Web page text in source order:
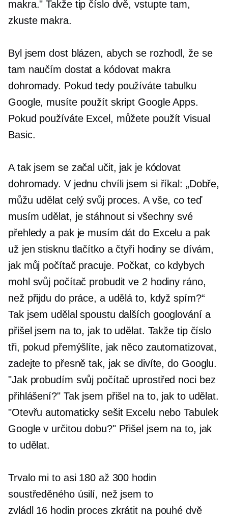
makra." Takže tip číslo dvě, vstupte tam,
zkuste makra.
Byl jsem dost blázen, abych se rozhodl, že se
tam naučím dostat a kódovat makra
dohromady. Pokud tedy používáte tabulku
Google, musíte použít skript Google Apps.
Pokud používáte Excel, můžete použít Visual
Basic.
A tak jsem se začal učit, jak je kódovat
dohromady. V jednu chvíli jsem si říkal: „Dobře,
můžu udělat celý svůj proces. A vše, co teď
musím udělat, je stáhnout si všechny své
přehledy a pak je musím dát do Excelu a pak
už jen stisknu tlačítko a čtyři hodiny se dívám,
jak můj počítač pracuje. Počkat, co kdybych
mohl svůj počítač probudit ve 2 hodiny ráno,
než přijdu do práce, a udělá to, když spím?“
Tak jsem udělal spoustu dalších googlování a
přišel jsem na to, jak to udělat. Takže tip číslo
tři, pokud přemýšlíte, jak něco zautomatizovat,
zadejte to přesně tak, jak se divíte, do Googlu.
"Jak probudím svůj počítač uprostřed noci bez
přihlášení?" Tak jsem přišel na to, jak to udělat.
"Otevřu automaticky sešit Excelu nebo Tabulek
Google v určitou dobu?" Přišel jsem na to, jak
to udělat.
Trvalo mi to asi 180 až 300 hodin
soustředěného úsilí, než jsem to
zvládl 16 hodin proces zkrátit na pouhé dvě